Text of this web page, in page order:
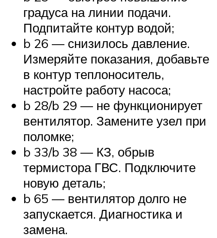
градуса на линии подачи.
Подпитайте контур водой;
b 26 — снизилось давление.
Измеряйте показания, добавьте
в контур теплоноситель,
настройте работу насоса;
b 28/b 29 — не функционирует
вентилятор. Замените узел при
поломке;
b 33/b 38 — КЗ, обрыв
термистора ГВС. Подключите
новую деталь;
b 65 — вентилятор долго не
запускается. Диагностика и
замена.